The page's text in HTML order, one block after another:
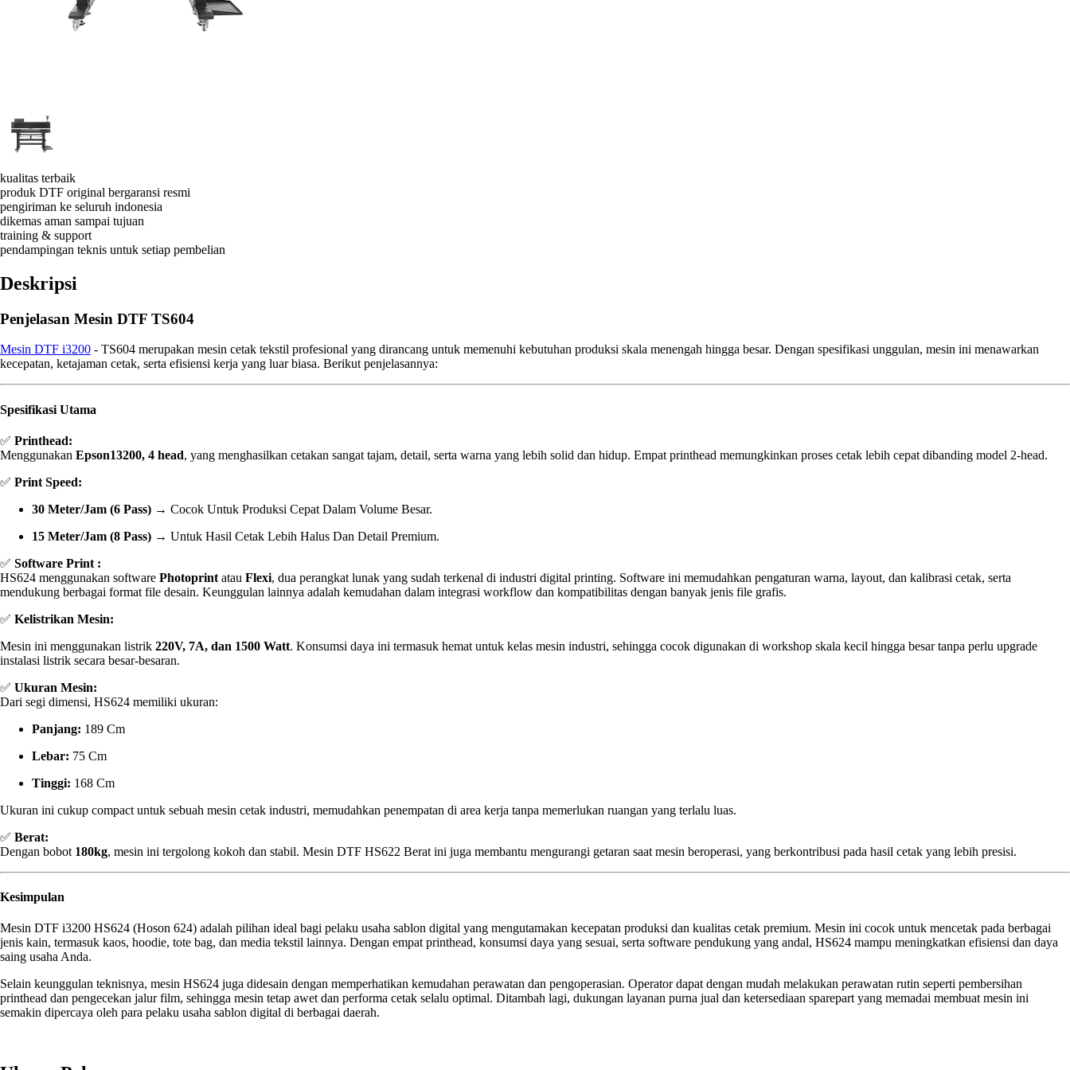
kualitas terbaik
produk DTF original bergaransi resmi
pengiriman ke seluruh indonesia
dikemas aman sampai tujuan
training & support
pendampingan teknis untuk setiap pembelian
Deskripsi
Penjelasan Mesin DTF TS604
Mesin DTF i3200 - TS604 merupakan mesin cetak tekstil profesional yang dirancang untuk memenuhi kebutuhan produksi skala menengah hingga besar. Dengan spesifikasi unggulan, mesin ini menawarkan
kecepatan, ketajaman cetak, serta efisiensi kerja yang luar biasa. Berikut penjelasannya:
Spesifikasi Utama
✅ Printhead:
Menggunakan Epson13200, 4 head, yang menghasilkan cetakan sangat tajam, detail, serta warna yang lebih solid dan hidup. Empat printhead memungkinkan proses cetak lebih cepat dibanding model 2-head.
✅ Print Speed:
30 Meter/jam (6 Pass) → Cocok Untuk Produksi Cepat Dalam Volume Besar.
15 Meter/jam (8 Pass) → Untuk Hasil Cetak Lebih Halus Dan Detail Premium.
✅ Software Print :
HS624 menggunakan software Photoprint atau Flexi, dua perangkat lunak yang sudah terkenal di industri digital printing. Software ini memudahkan pengaturan warna, layout, dan kalibrasi cetak, serta
mendukung berbagai format file desain. Keunggulan lainnya adalah kemudahan dalam integrasi workflow dan kompatibilitas dengan banyak jenis file grafis.
✅ Kelistrikan Mesin:
Mesin ini menggunakan listrik 220V, 7A, dan 1500 Watt. Konsumsi daya ini termasuk hemat untuk kelas mesin industri, sehingga cocok digunakan di workshop skala kecil hingga besar tanpa perlu upgrade
instalasi listrik secara besar-besaran.
✅ Ukuran Mesin:
Dari segi dimensi, HS624 memiliki ukuran:
Panjang: 189 Cm
Lebar: 75 Cm
Tinggi: 168 Cm
Ukuran ini cukup compact untuk sebuah mesin cetak industri, memudahkan penempatan di area kerja tanpa memerlukan ruangan yang terlalu luas.
✅ Berat:
Dengan bobot 180kg, mesin ini tergolong kokoh dan stabil. Mesin DTF HS622 Berat ini juga membantu mengurangi getaran saat mesin beroperasi, yang berkontribusi pada hasil cetak yang lebih presisi.
Kesimpulan
Mesin DTF i3200 HS624 (Hoson 624) adalah pilihan ideal bagi pelaku usaha sablon digital yang mengutamakan kecepatan produksi dan kualitas cetak premium. Mesin ini cocok untuk mencetak pada berbagai
jenis kain, termasuk kaos, hoodie, tote bag, dan media tekstil lainnya. Dengan empat printhead, konsumsi daya yang sesuai, serta software pendukung yang andal, HS624 mampu meningkatkan efisiensi dan daya
saing usaha Anda.
Selain keunggulan teknisnya, mesin HS624 juga didesain dengan memperhatikan kemudahan perawatan dan pengoperasian. Operator dapat dengan mudah melakukan perawatan rutin seperti pembersihan
printhead dan pengecekan jalur film, sehingga mesin tetap awet dan performa cetak selalu optimal. Ditambah lagi, dukungan layanan purna jual dan ketersediaan sparepart yang memadai membuat mesin ini
semakin dipercaya oleh para pelaku usaha sablon digital di berbagai daerah.